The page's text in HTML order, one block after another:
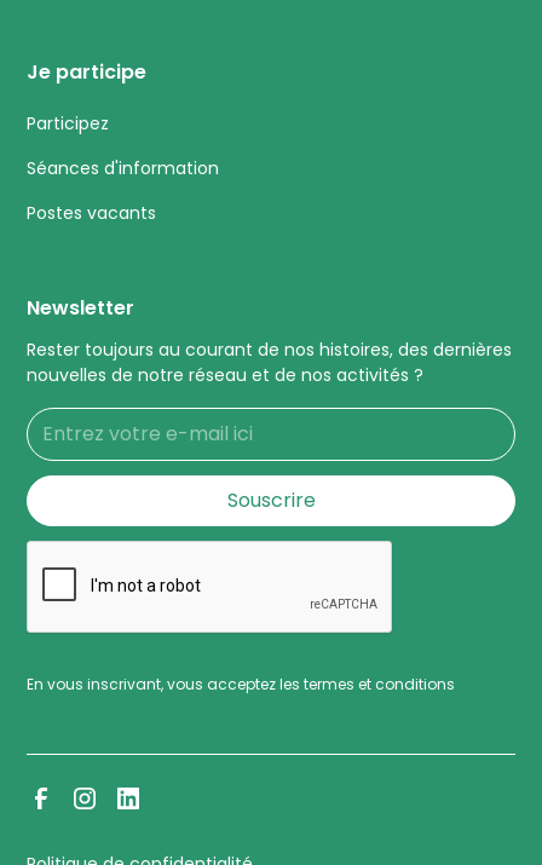
Je participe
Participez
Séances d'information
Postes vacants
Newsletter
Rester toujours au courant de nos histoires, des dernières
nouvelles de notre réseau et de nos activités ?
En vous inscrivant, vous acceptez les termes et conditions